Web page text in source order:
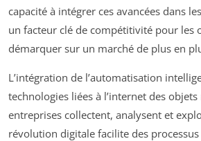
capacité à intégrer ces avancées dans
un facteur clé de compétitivité pour les
démarquer sur un marché de plus en
L’intégration de l’automatisation
technologies liées à l’internet des
entreprises collectent, analysent et
révolution digitale facilite des